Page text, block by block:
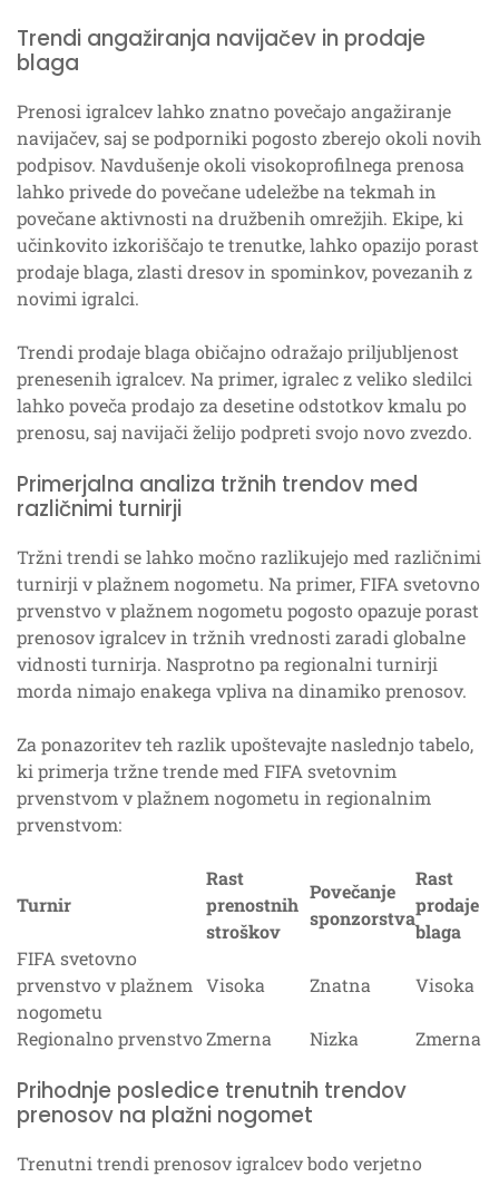
Trendi angažiranja navijačev in prodaje
blaga
Prenosi igralcev lahko znatno povečajo angažiranje
navijačev, saj se podporniki pogosto zberejo okoli novih
podpisov. Navdušenje okoli visokoprofilnega prenosa
lahko privede do povečane udeležbe na tekmah in
povečane aktivnosti na družbenih omrežjih. Ekipe, ki
učinkovito izkoriščajo te trenutke, lahko opazijo porast
prodaje blaga, zlasti dresov in spominkov, povezanih z
novimi igralci.
Trendi prodaje blaga običajno odražajo priljubljenost
prenesenih igralcev. Na primer, igralec z veliko sledilci
lahko poveča prodajo za desetine odstotkov kmalu po
prenosu, saj navijači želijo podpreti svojo novo zvezdo.
Primerjalna analiza tržnih trendov med
različnimi turnirji
Tržni trendi se lahko močno razlikujejo med različnimi
turnirji v plažnem nogometu. Na primer, FIFA svetovno
prvenstvo v plažnem nogometu pogosto opazuje porast
prenosov igralcev in tržnih vrednosti zaradi globalne
vidnosti turnirja. Nasprotno pa regionalni turnirji
morda nimajo enakega vpliva na dinamiko prenosov.
Za ponazoritev teh razlik upoštevajte naslednjo tabelo,
ki primerja tržne trende med FIFA svetovnim
prvenstvom v plažnem nogometu in regionalnim
prvenstvom:
Turnir
Rast
prenostnih
stroškov
Povečanje
sponzorstva
Rast
prodaje
blaga
FIFA svetovno
prvenstvo v plažnem
nogometu
Visoka Znatna Visoka
Regionalno prvenstvoZmerna Nizka Zmerna
Prihodnje posledice trenutnih trendov
prenosov na plažni nogomet
Trenutni trendi prenosov igralcev bodo verjetno